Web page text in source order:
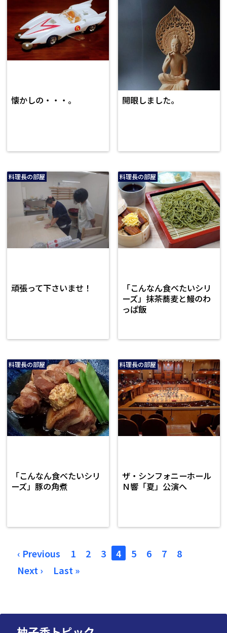
懐かしの・・・。 開眼しました。
料理長の部屋
頑張って下さいませ！
料理長の部屋
「こんなん食べたいシリ
ーズ」抹茶蕎麦と鰻のわ
っぱ飯
料理長の部屋
「こんなん食べたいシリ
ーズ」豚の角煮
料理長の部屋
ザ・シンフォニーホール
Ｎ響「夏」公演へ
‹ Previous 1 2 3 4 5 6 7
8
Next ›
Last »